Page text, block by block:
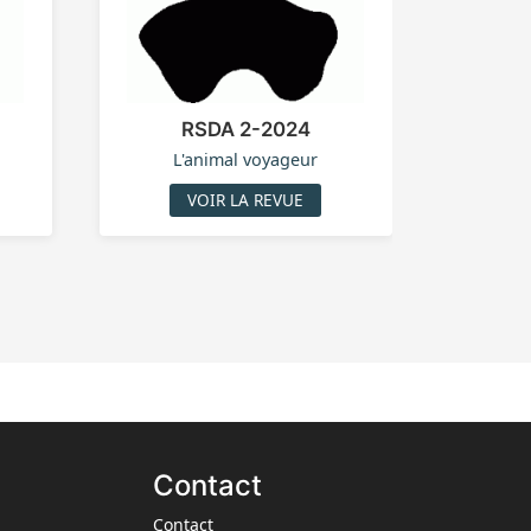
RSDA 2-2024
L'animal voyageur
VOIR LA REVUE
Contact
Contact